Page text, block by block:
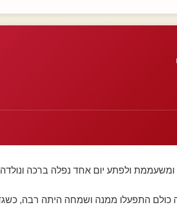
ולפתע יום אחד נפלה ברכה
כולם התפעלו ממנה ושמחה היתה רבה,